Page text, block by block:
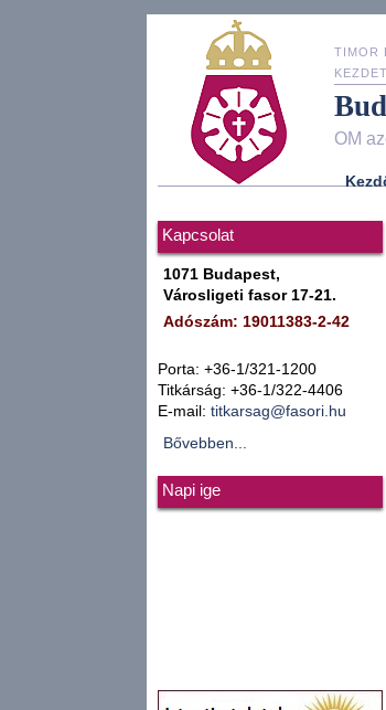
TIMOR
OM
Kapcsolat
1071 Budapest,
Városligeti fasor 17-21.
Adószám: 19011383-2-42
Porta: +36-1/321-1200
Titkárság: +36-1/322-4406
E-mail: titkarsag@fasori.hu
Bővebben...
Napi ige